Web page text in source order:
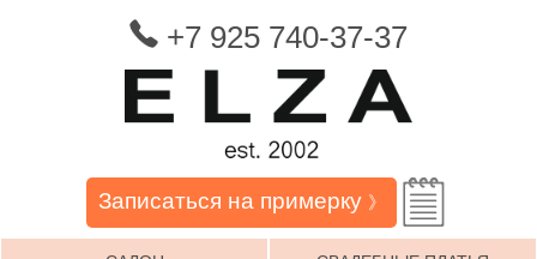
+7 925 740-37-37
Записаться на примерку 》